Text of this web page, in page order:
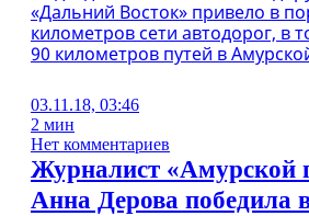
«Дальний Восток» привело в
километров сети автодорог, в
90 километров путей в
03.11.18, 03:46
2 мин
Нет комментариев
Журналист «Амурской
Анна Дерова победила